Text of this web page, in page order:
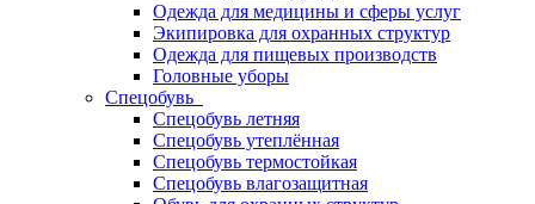
Одежда для медицины и сферы услуг
Экипировка для охранных структур
Одежда для пищевых производств
Головные уборы
Спецобувь
Спецобувь летняя
Спецобувь утеплённая
Спецобувь термостойкая
Спецобувь влагозащитная